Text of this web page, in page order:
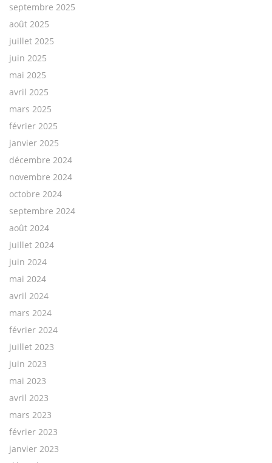
septembre 2025
août 2025
juillet 2025
juin 2025
mai 2025
avril 2025
mars 2025
février 2025
janvier 2025
décembre 2024
novembre 2024
octobre 2024
septembre 2024
août 2024
juillet 2024
juin 2024
mai 2024
avril 2024
mars 2024
février 2024
juillet 2023
juin 2023
mai 2023
avril 2023
mars 2023
février 2023
janvier 2023